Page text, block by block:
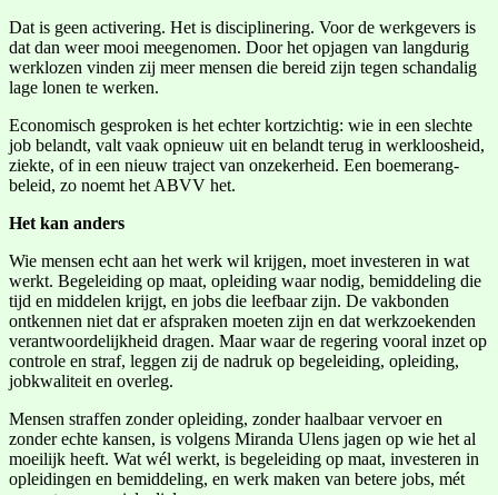
Dat is geen activering. Het is disciplinering. Voor de werkgevers is
dat dan weer mooi meegenomen. Door het opjagen van langdurig
werklozen vinden zij meer mensen die bereid zijn tegen schandalig
lage lonen te werken.
Economisch gesproken is het echter kortzichtig: wie in een slechte
job belandt, valt vaak opnieuw uit en belandt terug in werkloosheid,
ziekte, of in een nieuw traject van onzekerheid. Een boemerang-
beleid, zo noemt het ABVV het.
Het kan anders
Wie mensen echt aan het werk wil krijgen, moet investeren in wat
werkt. Begeleiding op maat, opleiding waar nodig, bemiddeling die
tijd en middelen krijgt, en jobs die leefbaar zijn. De vakbonden
ontkennen niet dat er afspraken moeten zijn en dat werkzoekenden
verantwoordelijkheid dragen. Maar waar de regering vooral inzet op
controle en straf, leggen zij de nadruk op begeleiding, opleiding,
jobkwaliteit en overleg.
Mensen straffen zonder opleiding, zonder haalbaar vervoer en
zonder echte kansen, is volgens Miranda Ulens jagen op wie het al
moeilijk heeft. Wat wél werkt, is begeleiding op maat, investeren in
opleidingen en bemiddeling, en werk maken van betere jobs, mét